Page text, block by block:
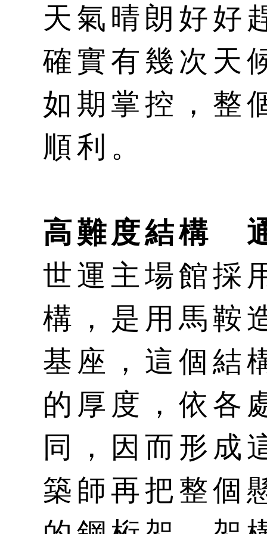
天氣晴朗好好
確實有幾次天
如期掌控，整
順利。
高難度結構
世運主場館採
構，是用馬鞍
基座，這個結
的厚度，依各
同，因而形成
築師再把整個